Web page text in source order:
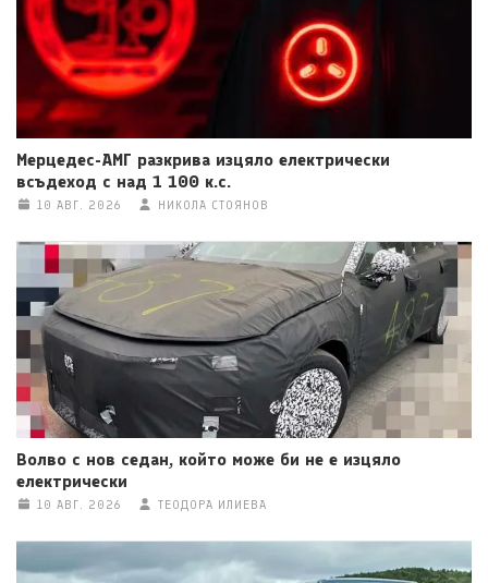
Мерцедес-АМГ разкрива изцяло електрически
всъдеход с над 1 100 к.с.
10 АВГ. 2026 НИКОЛА СТОЯНОВ
Волво с нов седан, който може би не е изцяло
електрически
10 АВГ. 2026 ТЕОДОРА ИЛИЕВА